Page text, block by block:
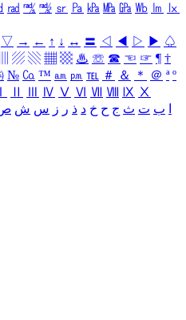
㎭ ㎮ ㎯ ㏛ ㎩ ㎪ ㎫ ㎬ ㏝ ㏐
㏓
▽ → ← ↑ ↓ ↔ 〓 ◁ ◀ ▷ ▶ ♤
▨ ▧ ▦ ▩ ♨ ☏ ☎ ☜ ☞ ¶ †
№ ㏇ ™ ㏂ ㏘ ℡ ＃ ＆ ＊ ＠ ª º
Ⅳ Ⅴ Ⅵ Ⅶ Ⅷ Ⅸ Ⅹ
ب ت ث ج ح خ د ذ ر ز س ش